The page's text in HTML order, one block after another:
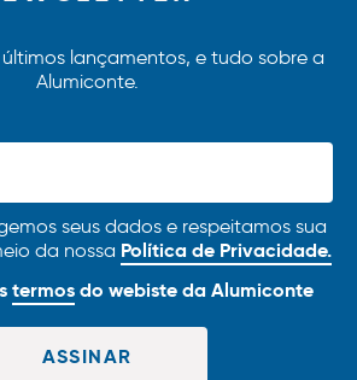
lançamentos, e tudo sobre a
Alumiconte.
seus dados e respeitamos sua
da nossa Política de Privacidade.
termosdo webiste da Alumiconte